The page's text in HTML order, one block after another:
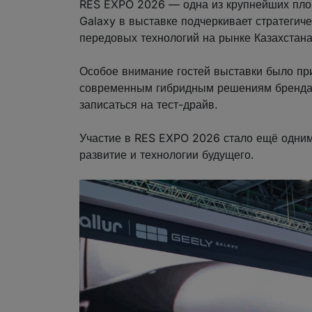
RES EXPO 2026 — одна из крупнейших
Galaxy в выставке подчеркивает
передовых технологий на рынке
Особое внимание гостей выставки было
современным гибридным решениям
записаться на тест-драйв.
Участие в RES EXPO 2026 стало ещё
развитие и технологии будущего.